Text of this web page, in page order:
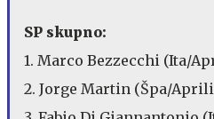
SP skupno:
1. Marco Bezzecchi (Ita/
2. Jorge Martin (Špa/